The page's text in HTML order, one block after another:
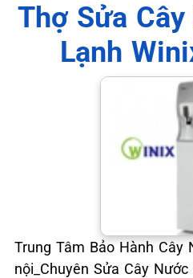
Thợ Sửa
Lạnh
Trung Tâm Bảo Hành Cây
nội_Chuyên Sửa Cây